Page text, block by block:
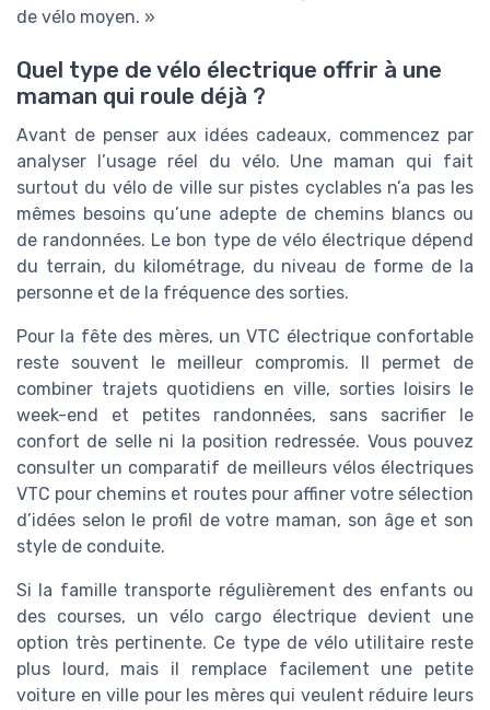
de vélo moyen. »
Quel type de vélo électrique offrir à une
maman qui roule déjà ?
Avant de penser aux idées cadeaux, commencez par
analyser l’usage réel du vélo. Une maman qui fait
surtout du vélo de ville sur pistes cyclables n’a pas les
mêmes besoins qu’une adepte de chemins blancs ou
de randonnées. Le bon type de vélo électrique dépend
du terrain, du kilométrage, du niveau de forme de la
personne et de la fréquence des sorties.
Pour la fête des mères, un VTC électrique confortable
reste souvent le meilleur compromis. Il permet de
combiner trajets quotidiens en ville, sorties loisirs le
week-end et petites randonnées, sans sacrifier le
confort de selle ni la position redressée. Vous pouvez
consulter un comparatif de meilleurs vélos électriques
VTC pour chemins et routes pour affiner votre sélection
d’idées selon le profil de votre maman, son âge et son
style de conduite.
Si la famille transporte régulièrement des enfants ou
des courses, un vélo cargo électrique devient une
option très pertinente. Ce type de vélo utilitaire reste
plus lourd, mais il remplace facilement une petite
voiture en ville pour les mères qui veulent réduire leurs